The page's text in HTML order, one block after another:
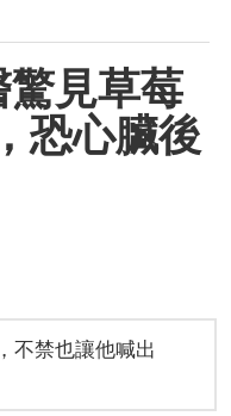
見草莓
恐心臟後
不禁也讓他喊出